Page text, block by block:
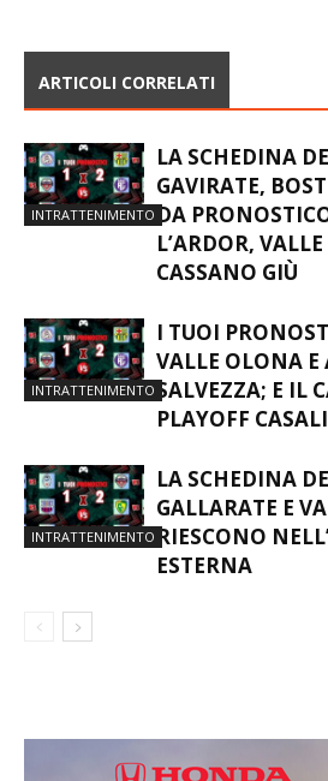
ARTICOLI CORRELATI
INTRATTENIMENTO
LA SCHEDINA
GAVIRATE,
DA
L’ARDOR,
CASSANO GIÙ
INTRATTENIMENTO
I TUOI
VALLE OLONA E
SALVEZZA; E IL
PLAYOFF
INTRATTENIMENTO
LA SCHEDINA
GALLARATE E
RIESCONO
ESTERNA